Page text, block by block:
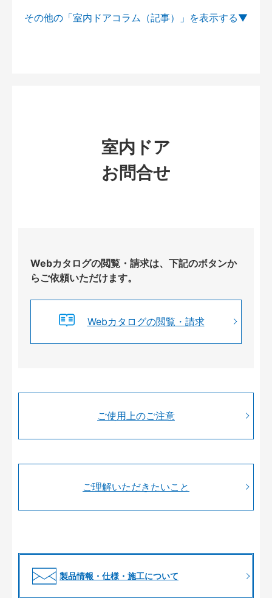
その他の「室内ドアコラム（記事）」を
室内ドア
お問合せ
Webカタログの閲覧・請求は、下記のボタンか
らご依頼いただけます。
Webカタログの閲覧・請求
ご使用上のご注意
ご理解いただきたいこと
製品情報・仕様・施工について